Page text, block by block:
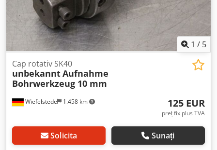
1 / 5
Wiefelstede 1.458 km
Cap rotativ SK40
unbekanntAufnahme
Bohrwerkzeug 10 mm
125 EUR
preț fix plus TVA
Solicita Sunați